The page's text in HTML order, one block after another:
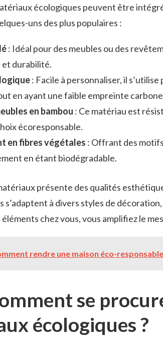
écologiques peuvent être
uns des plus populaires :
: Idéal pour des meubles ou des
durabilité.
: Facile à personnaliser, il
en ayant une faible empreinte
en bambou : Ce matériau est
écoresponsable.
en fibres végétales : Offrant des
en étant biodégradable.
présente des qualités
s’adaptent à divers styles de
chez vous, vous amplifiez le
rendre une maison éco-
se
écologiques ?